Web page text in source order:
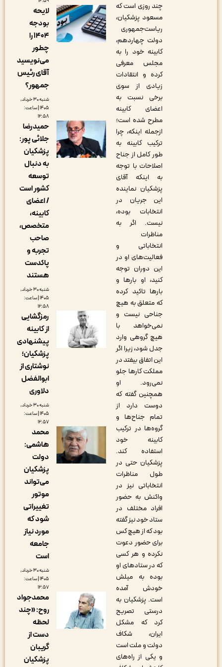
چند روزی است که
مسعود پزشکیان،‌
ریاست‌جمهوری
دولت چهاردهم،
کابینه خود را به
مجلس معرفی
کرده و انتقادات
زیادی از سوی
برخی نسبت به
اعضای کابینه
مطرح شده است؛‌
ازجمله اینکه، چرا
ترکیب کابینه به
طور کامل از جناح
اصلاحات با توجه
به اینکه آقای
پزشکیان نماینده
این جریان در
انتخابات بوده،‌
نیست. اگر به
انتخاباتی و
فعالیت‌های او در
این دوران توجه
کنید،‌ او بارها و
بارها تاکید کرده
که متعلق به هیچ
جناحی نیست و
نمی‌خواهد با
هیچ گروهی وارد
جدل شود، زیرا اگر
این اتفاق بیفتد در
مملکت کارها جلو
نمی‌رود. او
همچنین گفته که
دوست دارد از
تمام جناح‌ها و
گروه‌ها در ترکیب
کابینه خود
استفاده کند.
پزشکیان حتی در
طول مناظرات
انتخاباتی نیز در
واکنش به حضور
افراد مختلف در
ستاد خود نیز گفته
بود که از هیچ کس
برای حضور دعوت
نکرده و هر کسی
که در ستادهای او
بوده‌ به میلش
خودش آمده
است. پزشکیان به
درستی تصریح
کرد که مشکل
ایران، شکاف
دولت و ملت است
و یکی از راه‌های
لایحه
بودجه
می‌نویسید
آقای رئیس
جمهور؟
شنبه ۳۰ خرداد,
۱۴۰۵ | ساعت:
حمیدرضا
جلائی پور:
پزشکیان
به دنبال
کشور است
/ اعضای
متخصص،
پاکدست
شنبه ۳۰ خرداد,
۱۴۰۵ | ساعت:
رمزگشایی
از کابینه
پیشنهادی
پزشکیان؛
نوشتاری از
ابوالفضل
شنبه ۳۰ خرداد,
۱۴۰۵ | ساعت:
محمد
هاشمی:
دولت
پزشکیان
می‌تواند
تغییراتی
مورد نیاز
شنبه ۳۰ خرداد,
۱۴۰۵ | ساعت:
محمدجواد
روح: «چند
لحظه
پزشکیان